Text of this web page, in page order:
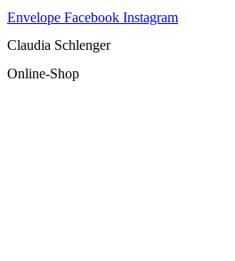
Envelope Facebook Instagram
Claudia Schlenger
Online-Shop